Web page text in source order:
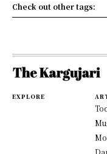
Check out other tags:
EXPLORE